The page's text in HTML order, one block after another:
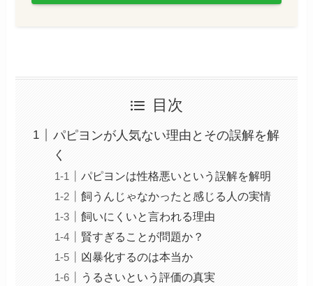
目次
パピヨンが人気ない理由とその誤解を解
く
パピヨンは性格悪いという誤解を解明
飼うんじゃなかったと感じる人の実情
飼いにくいと言われる理由
賢すぎることが問題か？
凶暴化するのは本当か
うるさいという評価の真実